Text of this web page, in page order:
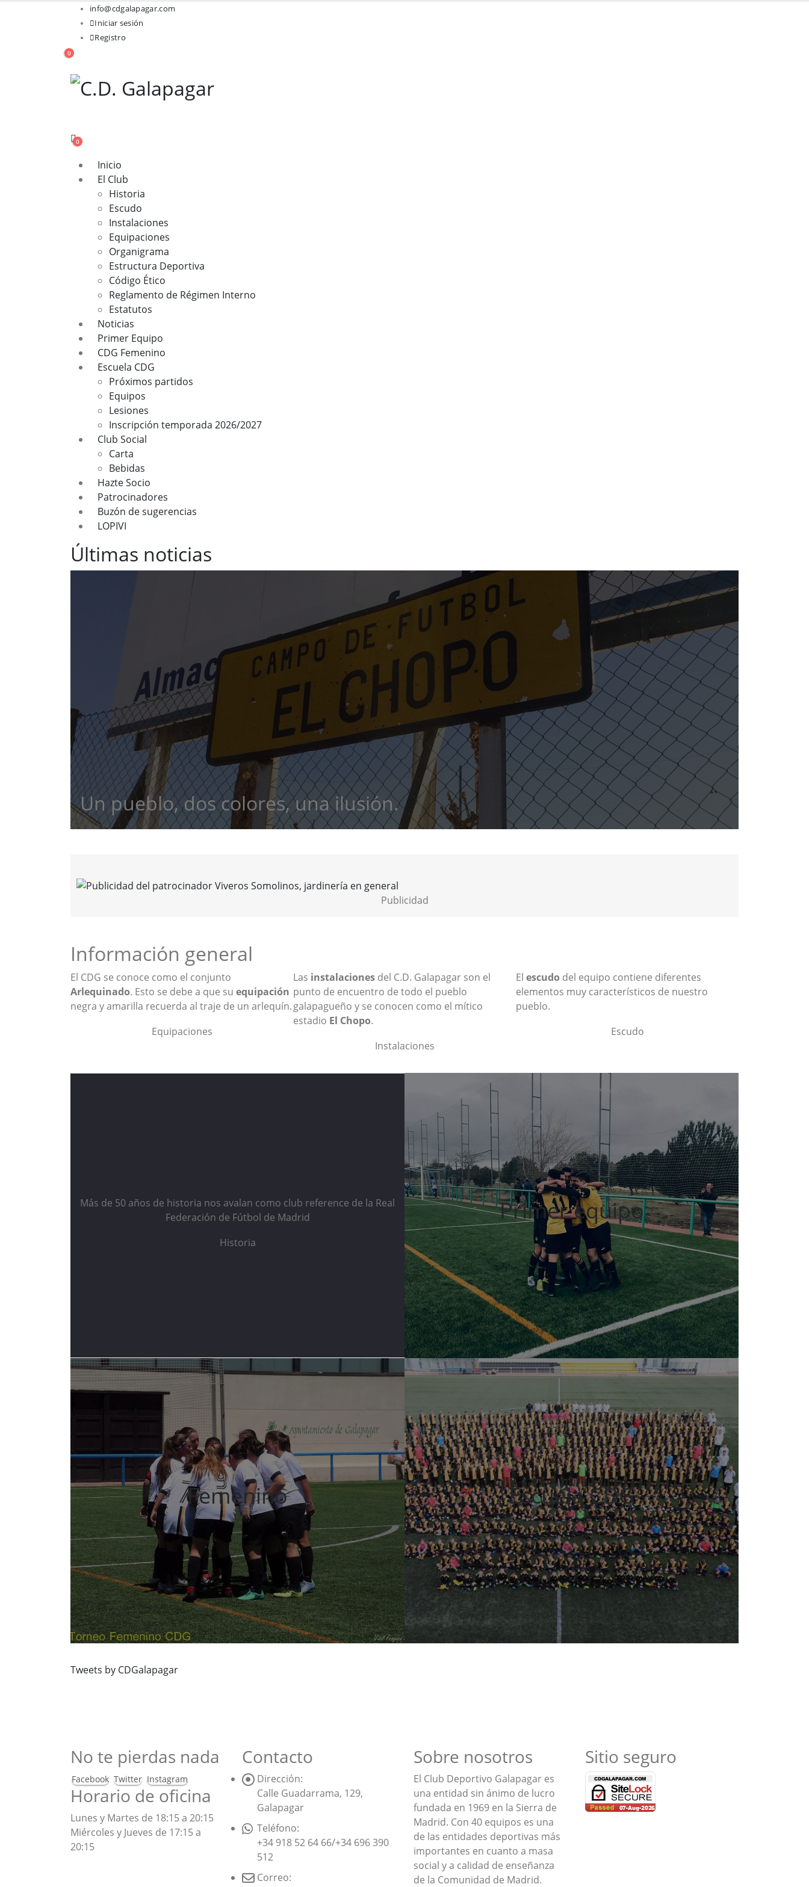
info@cdgalapagar.com
Iniciar sesión
Registro
0
0
Inicio
El Club
Historia
Escudo
Instalaciones
Equipaciones
Organigrama
Estructura Deportiva
Código Ético
Reglamento de Régimen Interno
Estatutos
Noticias
Primer Equipo
CDG Femenino
Escuela CDG
Próximos partidos
Equipos
Lesiones
Inscripción temporada 2026/2027
Club Social
Carta
Bebidas
Hazte Socio
Patrocinadores
Buzón de sugerencias
LOPIVI
Últimas noticias
Un pueblo, dos colores, una ilusión.
Publicidad
Información general
El CDG se conoce como el conjunto
Arlequinado. Esto se debe a que su equipación
negra y amarilla recuerda al traje de un arlequín.
Equipaciones
Las instalaciones del C.D. Galapagar son el
punto de encuentro de todo el pueblo
galapagueño y se conocen como el mítico
estadio El Chopo.
Instalaciones
El escudo del equipo contiene diferentes
elementos muy característicos de nuestro
pueblo.
Escudo
Más de 50 años de historia nos avalan como club reference de la Real
Federación de Fútbol de Madrid
Historia
Primer equipo
Femenino Escuela CDG
Tweets by CDGalapagar
No te pierdas nada
Facebook Twitter Instagram
Horario de oficina
Lunes y Martes de 18:15 a 20:15
Miércoles y Jueves de 17:15 a
20:15
Contacto
Dirección:
Calle Guadarrama, 129,
Galapagar
Teléfono:
+34 918 52 64 66/+34 696 390
512
Correo:
Sobre nosotros
El Club Deportivo Galapagar es
una entidad sin ánimo de lucro
fundada en 1969 en la Sierra de
Madrid. Con 40 equipos es una
de las entidades deportivas más
importantes en cuanto a masa
social y a calidad de enseñanza
de la Comunidad de Madrid.
Sitio seguro